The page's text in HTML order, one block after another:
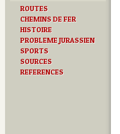
ROUTES
CHEMINS DE FER
HISTOIRE
PROBLEME JURASSIEN
SPORTS
SOURCES
REFERENCES